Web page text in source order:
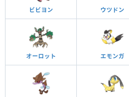
ビビヨン ウツドン
オーロット エモンガ